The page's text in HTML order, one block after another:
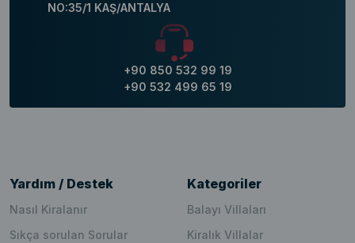
NO:35/1 KAŞ/ANTALYA
+90 850 532 99 19
+90 532 499 65 19
Yardım / Destek
Nasıl Kiralanır
Sıkça sorulan Sorular
Kategoriler
Balayı Villaları
Kiralık Villalar